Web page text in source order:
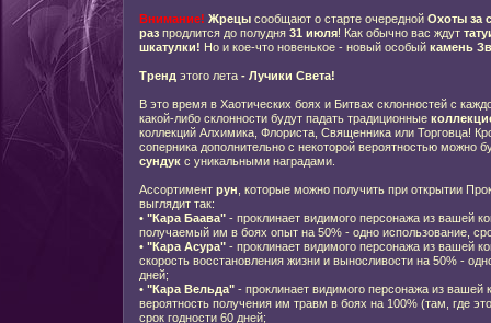
Внимание! Жрецы сообщают о старте очередной Охоты за
разпродлится до полудня 31 июля! Как обычно вас ждут
шкатулки! Но и кое-что новенькое - новый особый камень
Тренд этого лета - Лучики Света!
В это время в Хаотических боях и Битвах склонностей с
какой-либо склонности будут падать традиционные
коллекций Алхимика, Флориста, Священника или Торговца!
соперника дополнительно с некоторой вероятностью можно
сундук с уникальными наградами.
Ассортимент рун , которые можно получить при открытии
выглядит так:
• "Кара Баава"- проклинает видимого персонажа из вашей
получаемый им в боях опыт на 50% - одно использование,
• "Кара Асура"- проклинает видимого персонажа из вашей
скорость восстановления жизни и выносливости на 50% -
дней;
• "Кара Вельда"- проклинает видимого персонажа из вашей
вероятность получения им травм в боях на 100% (там, где
срок годности 60 дней;